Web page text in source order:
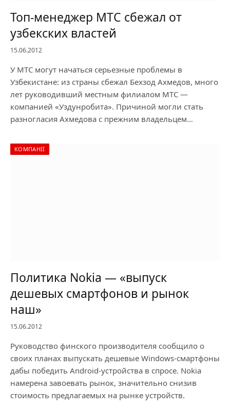
Топ-менеджер МТС сбежал от
узбекских властей
15.06.2012
У МТС могут начаться серьезные проблемы в
Узбекистане: из страны сбежал Бехзод Ахмедов, много
лет руководивший местным филиалом МТС —
компанией «Уздунробита». Причиной могли стать
разногласия Ахмедова с прежним владельцем…
КОМПАНІЇ
Политика Nokia — «выпуск
дешевых смартфонов и рынок
наш»
15.06.2012
Руководство финского производителя сообщило о
своих планах выпускать дешевые Windows-смартфоны
дабы победить Android-устройства в спросе. Nokia
намерена завоевать рынок, значительно снизив
стоимость предлагаемых на рынке устройств.